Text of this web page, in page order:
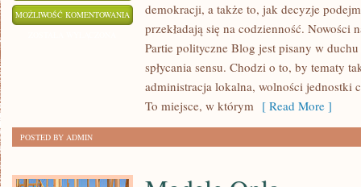
MOŻLIWOŚĆ KOMENTOWANIA UNIA
EUROPEJSKA
demokracji, a także to, jak decyzje
przekładają się na codzienność. Nowości
Partie polityczne Blog jest pisany w
spłycania sensu. Chodzi o to, by tematy
administracja lokalna, wolności jednostki
To miejsce, w którym [ Read More ]
POSTED BY ADMIN